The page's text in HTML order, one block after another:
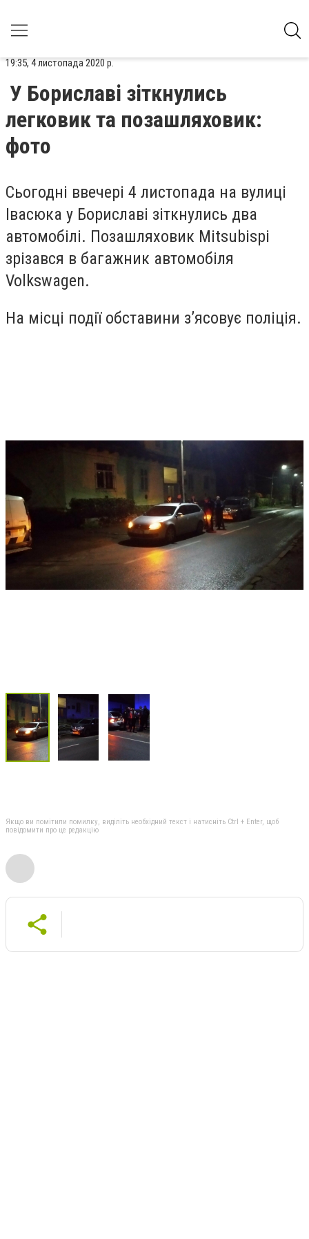
19:35, 4 листопада 2020 р.
У Бориславі зіткнулись
легковик та позашляховик:
фото
Сьогодні ввечері 4 листопада на вулиці
Івасюка у Бориславі зіткнулись два
автомобілі. Позашляховик Mitsubisрi
зрізався в багажник автомобіля
Volkswagen.
На місці події обставини з’ясовує поліція.
Якщо ви помітили помилку, виділіть необхідний текст і натисніть Ctrl + Enter, щоб
повідомити про це редакцію